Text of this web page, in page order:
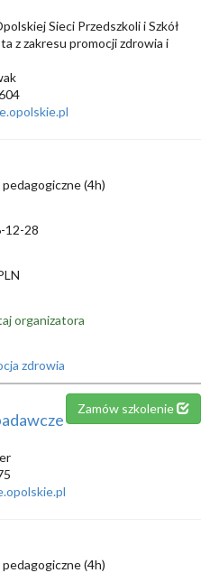
Sieci Przedszkoli i Szkół
z zakresu promocji zdrowia i
pedagogiczne (4h)
12-28
organizatora
zdrowia
Zamów szkolenie
pedagogiczne (4h)